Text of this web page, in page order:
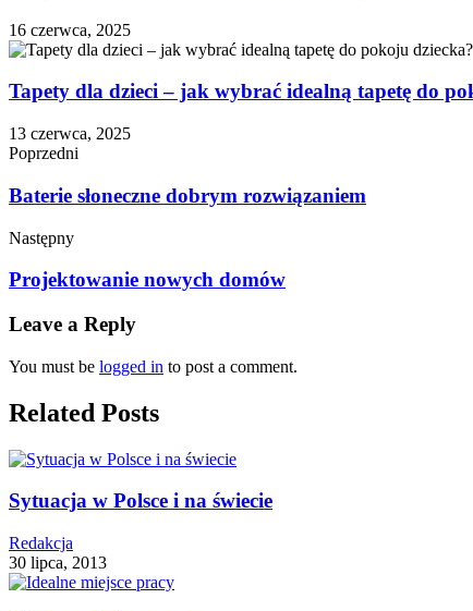
16 czerwca, 2025
Tapety dla dzieci – jak wybrać idealną tapetę do
13 czerwca, 2025
Poprzedni
Baterie słoneczne dobrym rozwiązaniem
Następny
Projektowanie nowych domów
Leave a Reply
You must be logged in to post a comment.
Related Posts
Sytuacja w Polsce i na świecie
Redakcja
30 lipca, 2013